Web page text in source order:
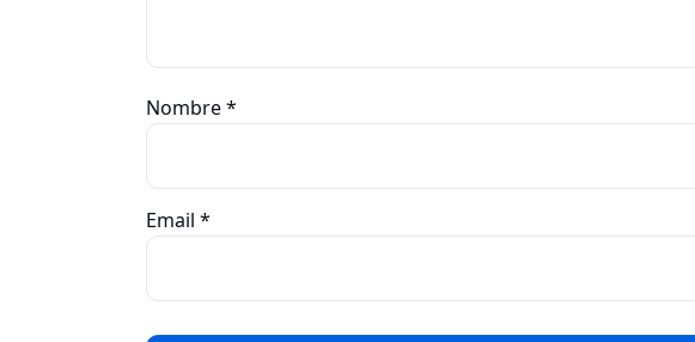
Nombre*
Email *